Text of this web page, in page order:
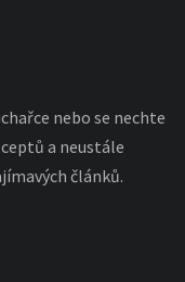
nebo se nechte
a neustále
článků.